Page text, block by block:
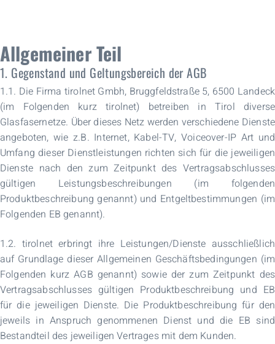
Allgemeiner Teil
1. Gegenstand und Geltungsbereich der AGB
1.1. Die Firma tirolnet Gmbh, Bruggfeldstraße 5, 6500 Landeck
(im Folgenden kurz tirolnet) betreiben in Tirol diverse
Glasfasernetze. Über dieses Netz werden verschiedene Dienste
angeboten, wie z.B. Internet, Kabel-TV, Voiceover-IP Art und
Umfang dieser Dienstleistungen richten sich für die jeweiligen
Dienste nach den zum Zeitpunkt des Vertragsabschlusses
gültigen Leistungsbeschreibungen (im folgenden
Produktbeschreibung genannt) und Entgeltbestimmungen (im
Folgenden EB genannt).
1.2. tirolnet erbringt ihre Leistungen/Dienste ausschließlich
auf Grundlage dieser Allgemeinen Geschäftsbedingungen (im
Folgenden kurz AGB genannt) sowie der zum Zeitpunkt des
Vertragsabschlusses gültigen Produktbeschreibung und EB
für die jeweiligen Dienste. Die Produktbeschreibung für den
jeweils in Anspruch genommenen Dienst und die EB sind
Bestandteil des jeweiligen Vertrages mit dem Kunden.